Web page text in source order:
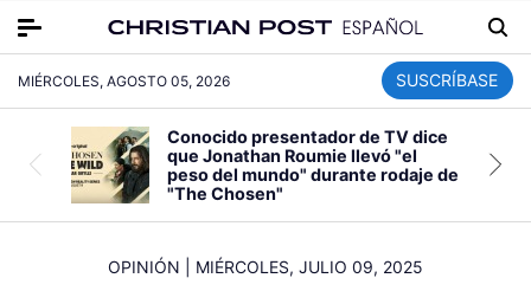
MIÉRCOLES, AGOSTO 05, 2026 SUSCRÍBASE
Conocido presentador de TV dice
que Jonathan Roumie llevó "el
peso del mundo" durante rodaje de
"The Chosen"
OPINIÓN MIÉRCOLES, JULIO 09, 2025